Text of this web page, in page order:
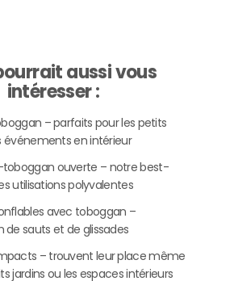
aussi vous
intéresser :
– parfaits pour les petits
événements en intérieur
ouverte – notre best-
utilisations polyvalentes
avec toboggan –
de sauts et de glissades
– trouvent leur place même
jardins ou les espaces intérieurs